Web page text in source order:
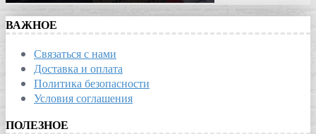
ВАЖНОЕ
Связаться с нами
Доставка и оплата
Политика безопасности
Условия соглашения
ПОЛЕЗНОЕ